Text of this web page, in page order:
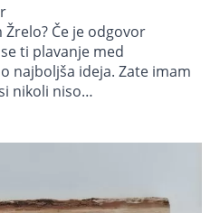
Žrelo? Če je odgovor
ti plavanje med
najboljša ideja. Zate imam
nikoli niso…